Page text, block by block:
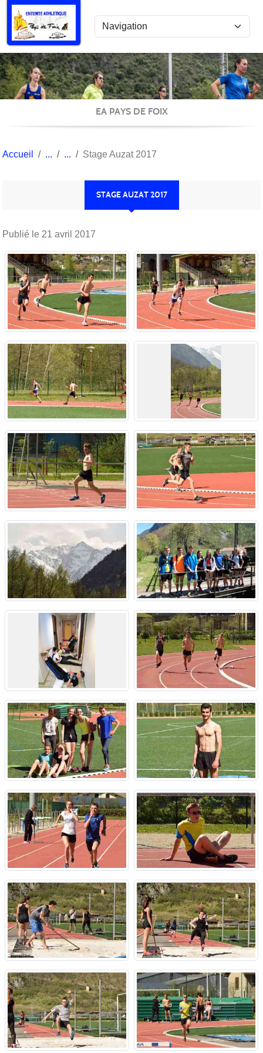
EA PAYS DE FOIX
Accueil Stage Auzat 2017
STAGE AUZAT 2017
Publié le 21 avril 2017
Panneau de gestion des cookies